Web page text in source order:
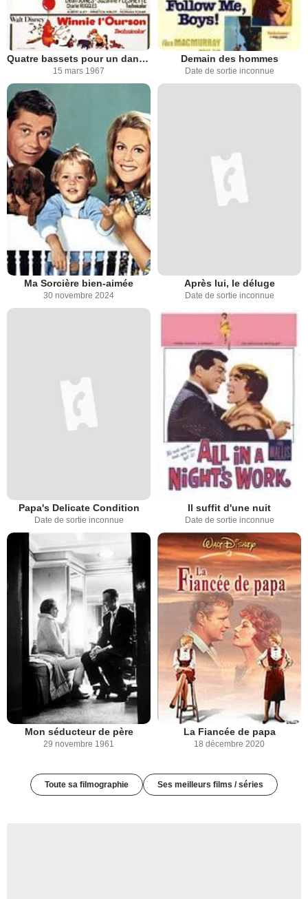
Quatre bassets pour un danois
15 mars 1967
Demain des hommes
Date de sortie inconnue
Ma Sorcière bien-aimée
30 novembre 2024
Après lui, le déluge
Date de sortie inconnue
Papa's Delicate Condition
Date de sortie inconnue
Il suffit d'une nuit
Date de sortie inconnue
Mon séducteur de père
29 novembre 1961
La Fiancée de papa
18 décembre 2020
Toute sa filmographie Ses meilleurs films / séries